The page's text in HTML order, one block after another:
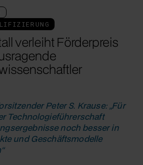
verleiht Förderpreis
Peter S. Krause: „Für
Technologieführerschaft
noch besser in
und Geschäftsmodelle